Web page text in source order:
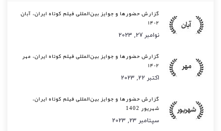
گزارش حضورها و جوایز بین‌المللی فیلم کوتاه ایران، آبان
۱۴۰۲
نوامبر 27, 2023
گزارش حضورها و جوایز بین‌المللی فیلم کوتاه ایران، مهر
۱۴۰۲
اکتبر 22, 2023
گزارش حضورها و جوایز بین‌المللی فیلم کوتاه ایران،
شهریور 1402
سپتامبر 23, 2023